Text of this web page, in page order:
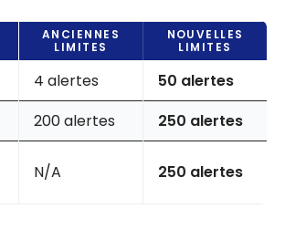
ANCIENNES
LIMITES
NOUVELLES
LIMITES
4 alertes
50 alertes
200 alertes
250 alertes
N/A 250 alertes